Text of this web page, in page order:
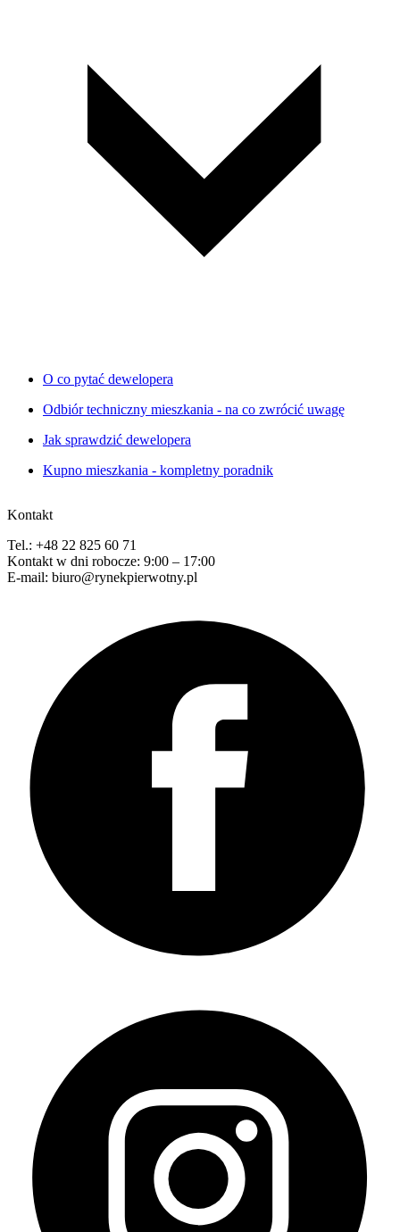
O co pytać dewelopera
Odbiór techniczny mieszkania - na co zwrócić uwagę
Jak sprawdzić dewelopera
Kupno mieszkania - kompletny poradnik
Kontakt
Tel.: +48 22 825 60 71
Kontakt w dni robocze: 9:00 – 17:00
E-mail: biuro@rynekpierwotny.pl